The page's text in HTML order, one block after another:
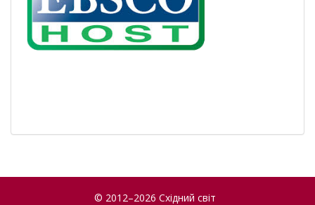
© 2012–2026 Східний світ